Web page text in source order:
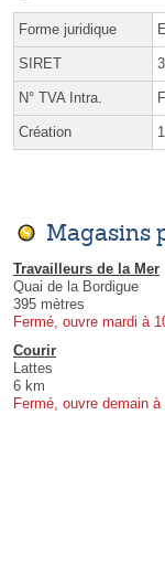
Forme juridique
SIRET
N° TVA Intra.
Création
Magasins
Travailleurs de la Mer
Quai de la Bordigue
395 mètres
Fermé, ouvre mardi à
Courir
Lattes
6 km
Fermé, ouvre demain à